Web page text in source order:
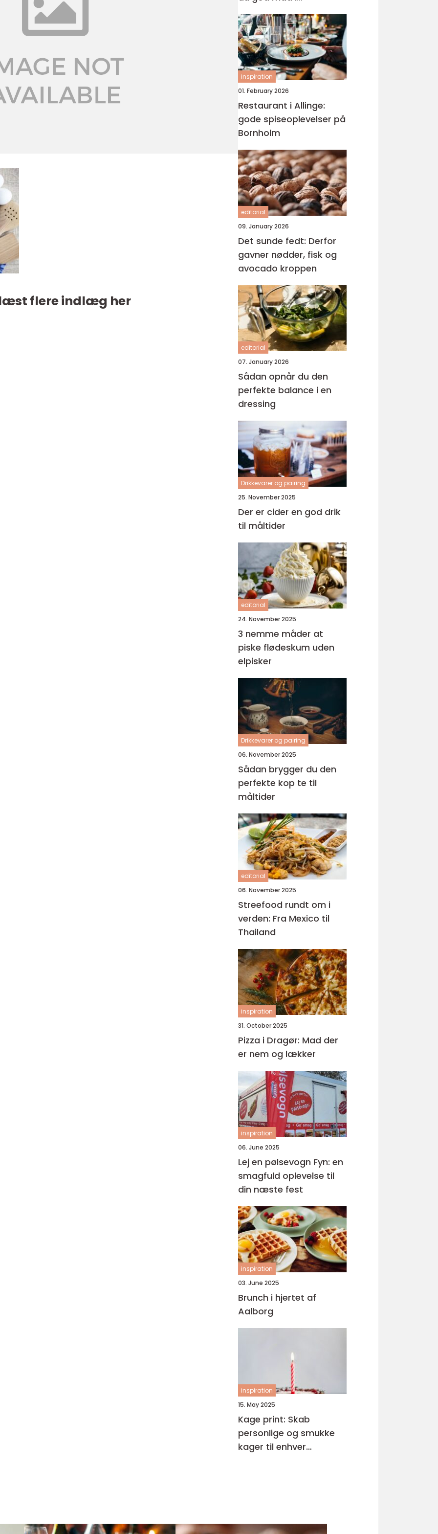
flere indlæg her
nærmiljøet
inspiration
01. February 2026
Restaurant i Allinge:
gode spiseoplevelser på
Bornholm
editorial
09. January 2026
Det sunde fedt: Derfor
gavner nødder, fisk og
avocado kroppen
editorial
07. January 2026
Sådan opnår du den
perfekte balance i en
dressing
Drikkevarer og pairing
25. November 2025
Der er cider en god drik
til måltider
editorial
24. November 2025
3 nemme måder at
piske flødeskum uden
elpisker
Drikkevarer og pairing
06. November 2025
Sådan brygger du den
perfekte kop te til
måltider
editorial
06. November 2025
Streefood rundt om i
verden: Fra Mexico til
Thailand
inspiration
31. October 2025
Pizza i Dragør: Mad der
er nem og lækker
inspiration
06. June 2025
Lej en pølsevogn Fyn: en
smagfuld oplevelse til
din næste fest
inspiration
03. June 2025
Brunch i hjertet af
Aalborg
inspiration
15. May 2025
Kage print: Skab
personlige og smukke
kager til enhver